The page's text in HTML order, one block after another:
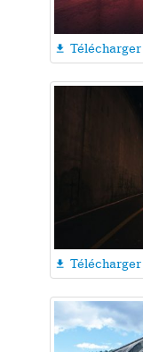
 Télécharger
 Télécharger